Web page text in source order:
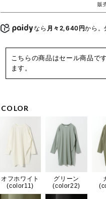
COLOR
オフホワイト
(color11)
グリーン
(color22)
販
なら 月々2,640円から。
こちらの商品はセール商品で
ます。